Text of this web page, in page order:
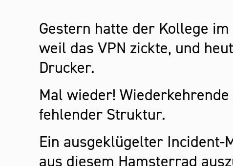
Gestern hatte der Kollege im
weil das VPN zickte, und
Drucker.
Mal wieder!
fehlender Struktur.
Ein ausgeklügelter Incident-
aus diesem Hamsterrad